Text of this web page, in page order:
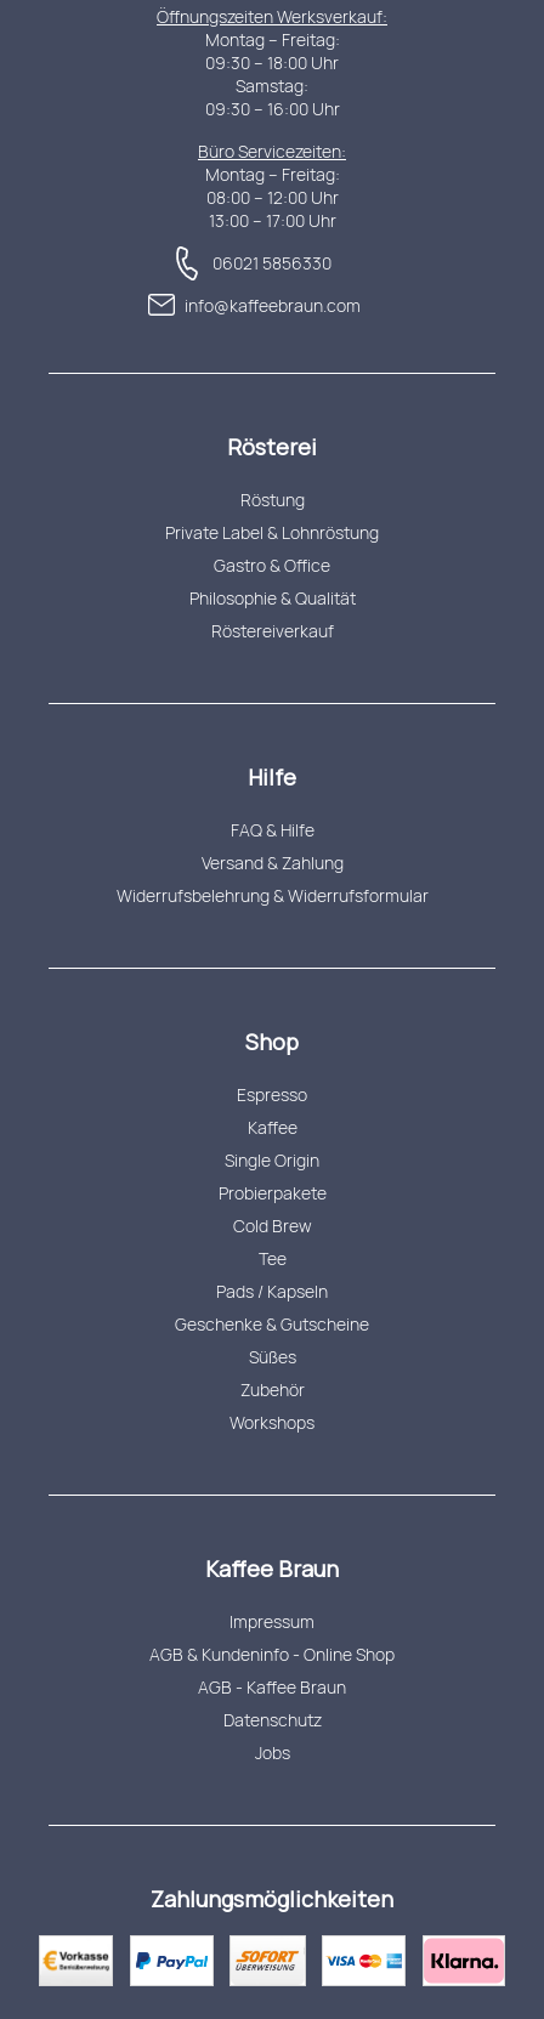
Öffnungszeiten Werksverkauf:
Montag – Freitag:
09:30 – 18:00 Uhr
Samstag:
09:30 – 16:00 Uhr
Büro Servicezeiten:
Montag – Freitag:
08:00 – 12:00 Uhr
13:00 – 17:00 Uhr
06021 5856330
info@kaffeebraun.com
Rösterei
Röstung
Private Label & Lohnröstung
Gastro & Office
Philosophie & Qualität
Röstereiverkauf
Hilfe
FAQ & Hilfe
Versand & Zahlung
Widerrufsbelehrung & Widerrufsformular
Shop
Espresso
Kaffee
Single Origin
Probierpakete
Cold Brew
Tee
Pads / Kapseln
Geschenke & Gutscheine
Süßes
Zubehör
Workshops
Kaffee Braun
Impressum
AGB & Kundeninfo - Online Shop
AGB - Kaffee Braun
Datenschutz
Jobs
Zahlungsmöglichkeiten